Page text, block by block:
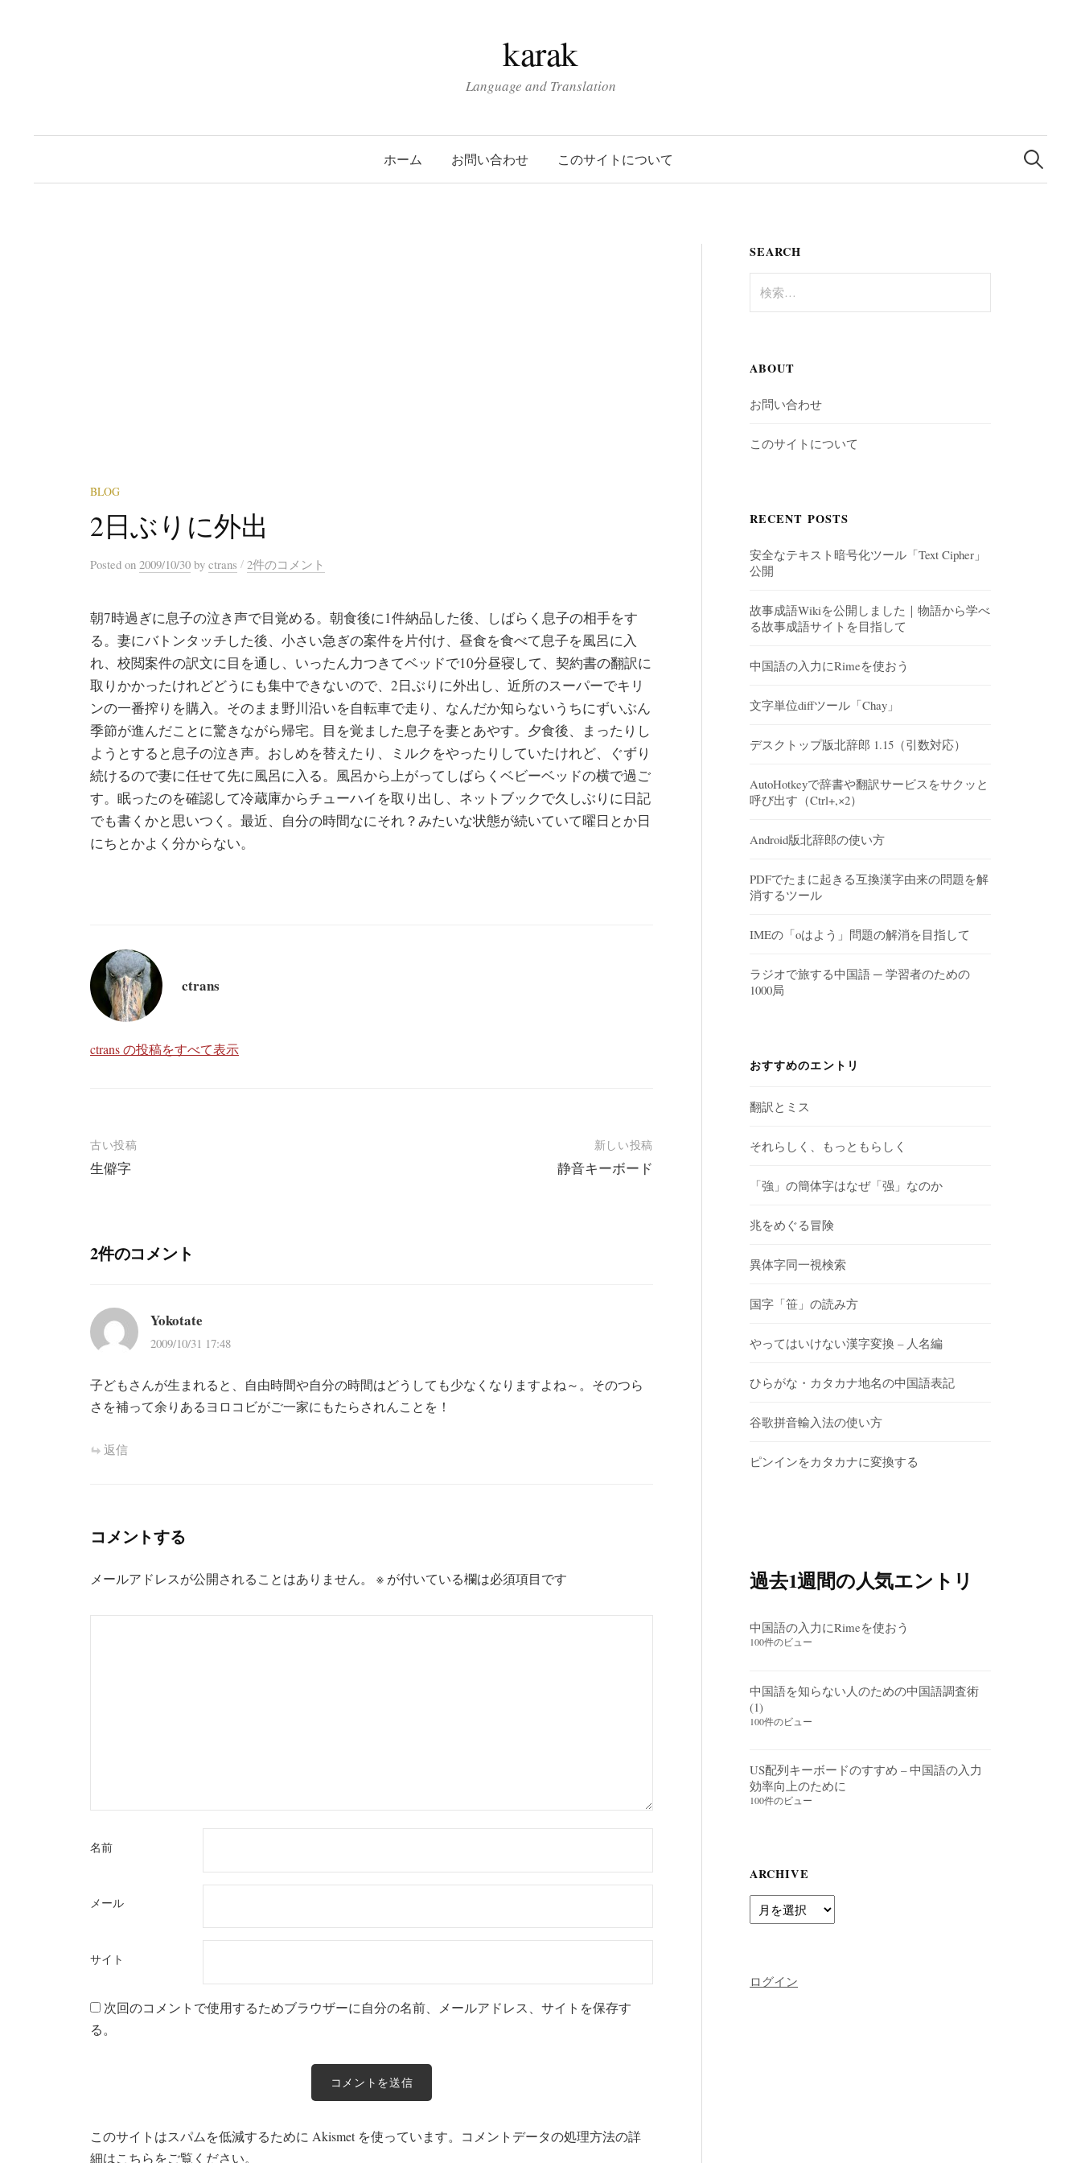
karak
Language and Translation
ホーム お問い合わせ このサイトについて
検
索:
BLOG
2日ぶりに外出
Posted on 2009/10/30 by ctrans / 2件のコメント
朝7時過ぎに息子の泣き声で目覚める。朝食後に1件納品した後、しばらく息子の相手をす
る。妻にバトンタッチした後、小さい急ぎの案件を片付け、昼食を食べて息子を風呂に入
れ、校閲案件の訳文に目を通し、いったん力つきてベッドで10分昼寝して、契約書の翻訳に
取りかかったけれどどうにも集中できないので、2日ぶりに外出し、近所のスーパーでキリ
ンの一番搾りを購入。そのまま野川沿いを自転車で走り、なんだか知らないうちにずいぶん
季節が進んだことに驚きながら帰宅。目を覚ました息子を妻とあやす。夕食後、まったりし
ようとすると息子の泣き声。おしめを替えたり、ミルクをやったりしていたけれど、ぐずり
続けるので妻に任せて先に風呂に入る。風呂から上がってしばらくベビーベッドの横で過ご
す。眠ったのを確認して冷蔵庫からチューハイを取り出し、ネットブックで久しぶりに日記
でも書くかと思いつく。最近、自分の時間なにそれ？みたいな状態が続いていて曜日とか日
にちとかよく分からない。
ctrans
ctrans の投稿をすべて表示
投
稿
ゲ
シ
ョ
古い投稿
生僻字
新しい投稿
静音キーボード
2件のコメント
Yokotate
2009/10/31 17:48
子どもさんが生まれると、自由時間や自分の時間はどうしても少なくなりますよね～。そのつら
さを補って余りあるヨロコビがご一家にもたらされんことを！
返信
コメントする
メールアドレスが公開されることはありません。 ※ が付いている欄は必須項目です
名前
メール
サイト
次回のコメントで使用するためブラウザーに自分の名前、メールアドレス、サイトを保存す
る。
このサイトはスパムを低減するために Akismet を使っています。 コメントデータの処理方法の詳
細はこちらをご覧ください。
SEARCH
索:
ABOUT
お問い合わせ
このサイトについて
RECENT POSTS
安全なテキスト暗号化ツール「Text Cipher」
公開
故事成語Wikiを公開しました｜物語から学べ
る故事成語サイトを目指して
中国語の入力にRimeを使おう
文字単位diffツール「Chay」
デスクトップ版北辞郎 1.15（引数対応）
AutoHotkeyで辞書や翻訳サービスをサクッと
呼び出す（Ctrl+,×2）
Android版北辞郎の使い方
PDFでたまに起きる互換漢字由来の問題を解
消するツール
IMEの「oはよう」問題の解消を目指して
ラジオで旅する中国語 ─ 学習者のための
1000局
おすすめのエントリ
翻訳とミス
それらしく、もっともらしく
「強」の簡体字はなぜ「强」なのか
兆をめぐる冒険
異体字同一視検索
国字「笹」の読み方
やってはいけない漢字変換 – 人名編
ひらがな・カタカナ地名の中国語表記
谷歌拼音輸入法の使い方
ピンインをカタカナに変換する
過去1週間の人気エントリ
中国語の入力にRimeを使おう
100件のビュー
中国語を知らない人のための中国語調査術
(1)
100件のビュー
US配列キーボードのすすめ – 中国語の入力
効率向上のために
100件のビュー
ARCHIVE
Archive
ログイン